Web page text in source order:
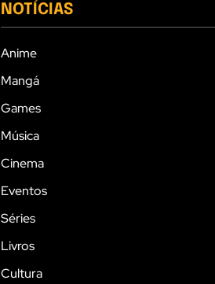
NOTÍCIAS
Anime
Mangá
Games
Música
Cinema
Eventos
Séries
Livros
Cultura